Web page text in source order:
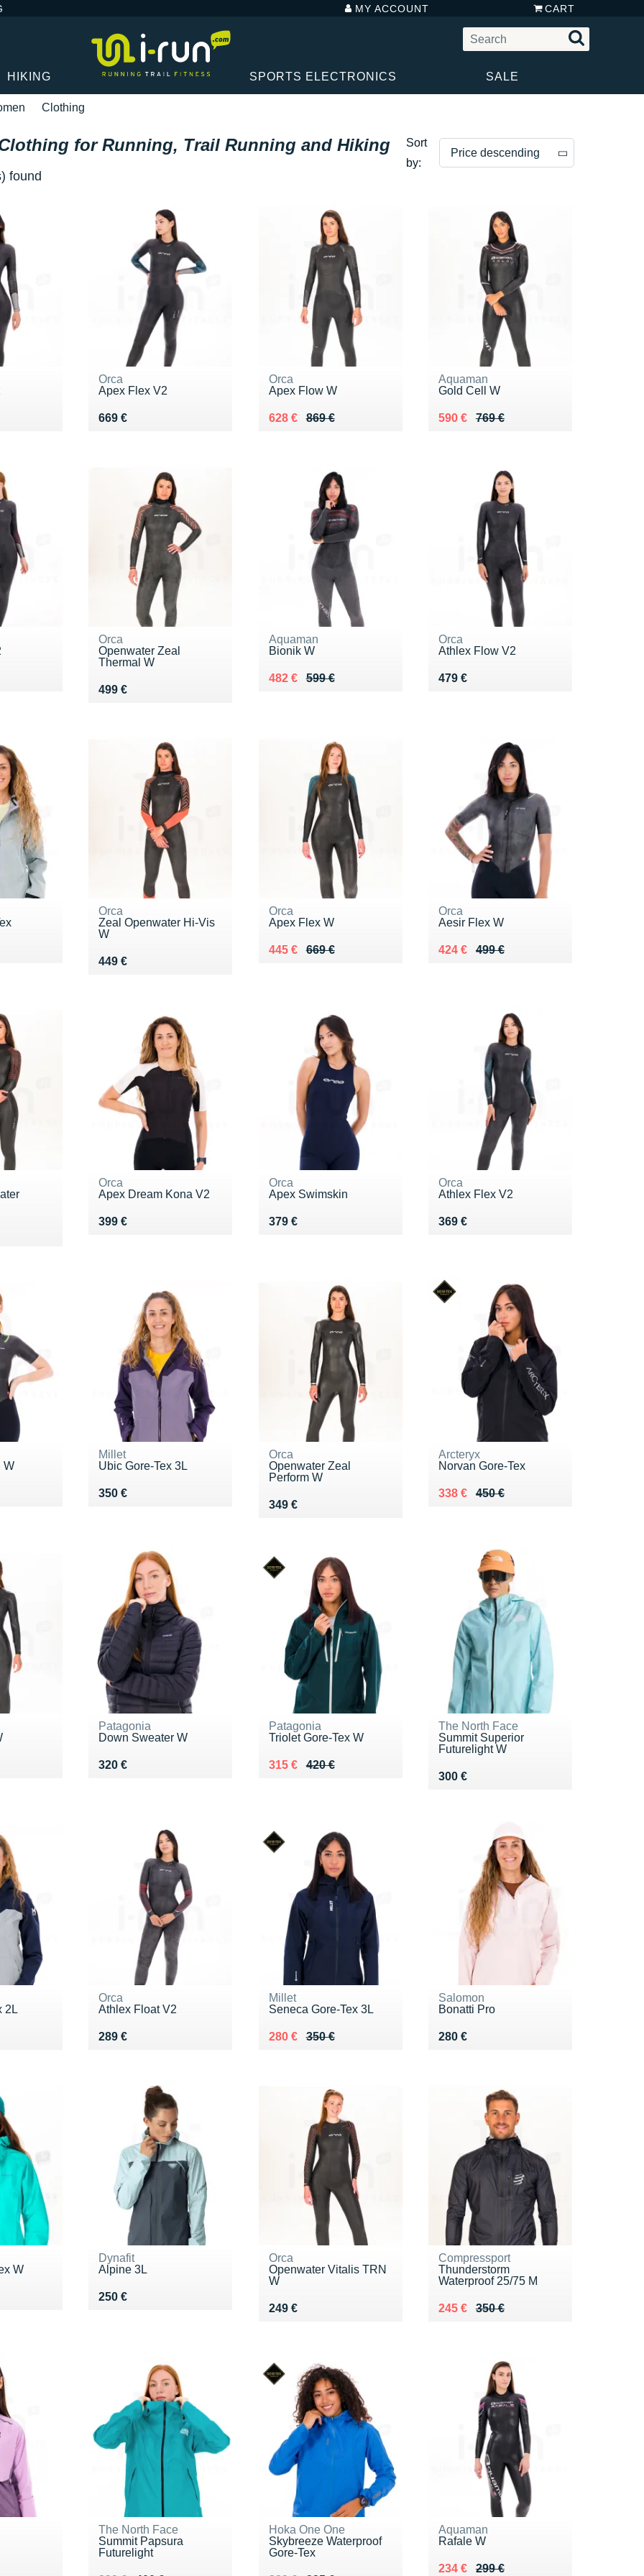
MY ACCOUNT CART
HIKING SPORTS ELECTRONICS SALE
Clothing
for Running, Trail Running and Hiking
found
Sort
by:
Price descending
Price ascending
Orca
Apex Flex V2
669 €
Vendu 669 €
Orca
Apex Flow W
869 €
Au lieu de 869 €
628 €
Vendu 628 €
Aquaman
Gold Cell W
769 €
Au lieu de 769 €
590 €
Vendu 590 €
Orca
Openwater Zeal
Thermal W
499 €
Vendu 499 €
Aquaman
Bionik W
599 €
Au lieu de 599 €
482 €
Vendu 482 €
Orca
Athlex Flow V2
479 €
Vendu 479 €
Orca
Zeal Openwater Hi-Vis
W
449 €
Vendu 449 €
Orca
Apex Flex W
669 €
Au lieu de 669 €
445 €
Vendu 445 €
Orca
Aesir Flex W
499 €
Au lieu de 499 €
424 €
Vendu 424 €
Orca
Apex Dream Kona V2
399 €
Vendu 399 €
Orca
Apex Swimskin
379 €
Vendu 379 €
Orca
Athlex Flex V2
369 €
Vendu 369 €
W
€
Millet
Ubic Gore-Tex 3L
350 €
Vendu 350 €
Orca
Openwater Zeal
Perform W
349 €
Vendu 349 €
Arcteryx
Norvan Gore-Tex
450 €
Au lieu de 450 €
338 €
Vendu 338 €
€
Patagonia
Down Sweater W
320 €
Vendu 320 €
Patagonia
Triolet Gore-Tex W
420 €
Au lieu de 420 €
315 €
Vendu 315 €
The North Face
Summit Superior
Futurelight W
300 €
Vendu 300 €
2L
Orca
Athlex Float V2
289 €
Vendu 289 €
Millet
Seneca Gore-Tex 3L
350 €
Au lieu de 350 €
280 €
Vendu 280 €
Salomon
Bonatti Pro
280 €
Vendu 280 €
W
€
Dynafit
Alpine 3L
250 €
Vendu 250 €
Orca
Openwater Vitalis TRN
W
249 €
Vendu 249 €
Compressport
Thunderstorm
Waterproof 25/75 M
350 €
Au lieu de 350 €
245 €
Vendu 245 €
The North Face
Summit Papsura
Futurelight
Hoka One One
Skybreeze Waterproof
Gore-Tex
Aquaman
Rafale W
299 €
Au lieu de 299 €
234 €
Vendu 234 €